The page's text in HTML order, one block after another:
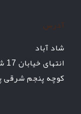
آدرس
شاد آباد
انتهای خیابان 17 شهریور، خیابان جوشن
کوچه پنجم شرقی